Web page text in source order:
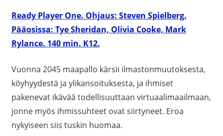
Ready Player One. Ohjaus: Steven Spielberg.
Pääosissa: Tye Sheridan, Olivia Cooke, Mark
Rylance. 140 min. K12.
Vuonna 2045 maapallo kärsii ilmastonmuutoksesta,
köyhyydestä ja ylikansoituksesta, ja ihmiset
pakenevat ikävää todellisuuttaan virtuaalimaailmaan,
jonne myös ihmissuhteet ovat siirtyneet. Eroa
nykyiseen siis tuskin huomaa.